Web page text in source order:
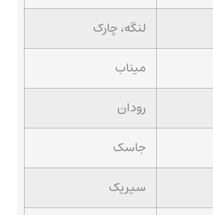
لنگه، چارک
میناب
رودان
جاسک
سیریک